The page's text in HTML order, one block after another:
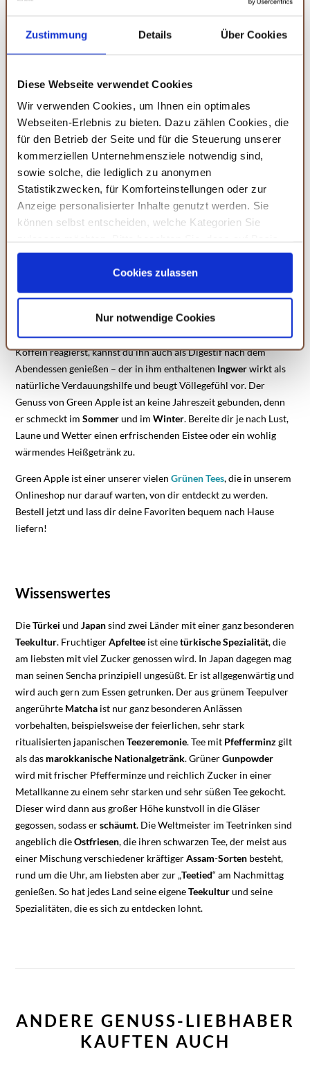
Zustimmung Details Über Cookies
Diese Webseite verwendet Cookies
Wir verwenden Cookies, um Ihnen ein optimales
Webseiten-Erlebnis zu bieten. Dazu zählen Cookies, die
für den Betrieb der Seite und für die Steuerung unserer
kommerziellen Unternehmensziele notwendig sind,
sowie solche, die lediglich zu anonymen
Statistikzwecken, für Komforteinstellungen oder zur
Anzeige personalisierter Inhalte genutzt werden. Sie
können selbst entscheiden, welche Kategorien Sie
Ihrer Einstellungen womöglich nicht mehr alle
Serviceleistungen auf der Seite zur Verfügung stehen.
Sie können Ihre Einwilligung selbstverständlich jederzeit
und diese abändern. Die Rechtmäßigkeit der aufgrund
der Einwilligung bis zum Widerruf erfolgten Verarbeitung
wird hiervon nicht berührt. Weitere Informationen finden
Sie in unserenDatenschutzhinweisen.
Cookies zulassen
Nur notwendige Cookies
Verwendung von Green Apple
wenn dir der Sinn nach einem kleinenEnergieschubsteht. Durch
enthaltene Koffein wirkt Green Apple als
eine belebende Tasse Green Apple. Auch über das
Nachmittagstief hilft er dir mit seiner sanften Power hinweg und
schenkt dir Energie. Wenn du nicht besonders empfindlich auf
Koffein reagierst, kannst du ihn auch als Digestif nach dem
Abendessen genießen – der in ihm enthaltenen Ingwerwirkt als
natürliche Verdauungshilfe und beugt Völlegefühl vor. Der
Genuss von Green Apple ist an keine Jahreszeit gebunden, denn
er schmeckt imSommerund imWinter. Bereite dir je nach Lust,
Laune und Wetter einen erfrischenden Eistee oder ein wohlig
wärmendes Heißgetränk zu.
Green Apple ist einer unserer vielenGrünen Tees, die in unserem
Onlineshop nur darauf warten, von dir entdeckt zu werden.
Bestell jetzt und lass dir deine Favoriten bequem nach Hause
liefern!
Wissenswertes
DieTürkei undJapansind zwei Länder mit einer ganz besonderen
Teekultur. FruchtigerApfeltee ist einetürkische Spezialität, die
am liebsten mit viel Zucker genossen wird. In Japan dagegen mag
man seinen Sencha prinzipiell ungesüßt. Er ist allgegenwärtig und
wird auch gern zum Essen getrunken. Der aus grünem Teepulver
angerührte Matcha ist nur ganz besonderen Anlässen
vorbehalten, beispielsweise der feierlichen, sehr stark
ritualisierten japanischenTeezeremonie. Tee mit Pfefferminzgilt
als das marokkanische Nationalgetränk. GrünerGunpowder
wird mit frischer Pfefferminze und reichlich Zucker in einer
Metallkanne zu einem sehr starken und sehr süßen Tee gekocht.
Dieser wird dann aus großer Höhe kunstvoll in die Gläser
gegossen, sodass erschäumt. Die Weltmeister im Teetrinken sind
angeblich dieOstfriesen, die ihren schwarzen Tee, der meist aus
einer Mischung verschiedener kräftigerAssam-Sorten besteht,
rund um die Uhr, am liebsten aber zur „Teetied“ am Nachmittag
genießen. So hat jedes Land seine eigeneTeekulturund seine
Spezialitäten, die es sich zu entdecken lohnt.
ANDERE GENUSS-LIEBHABER
KAUFTEN AUCH